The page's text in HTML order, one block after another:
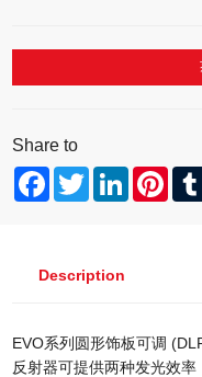
Share to
Facebook
TwitterLinkedIn
Description
EVO系列圆形饰板可调
反射器可提供两种发光效